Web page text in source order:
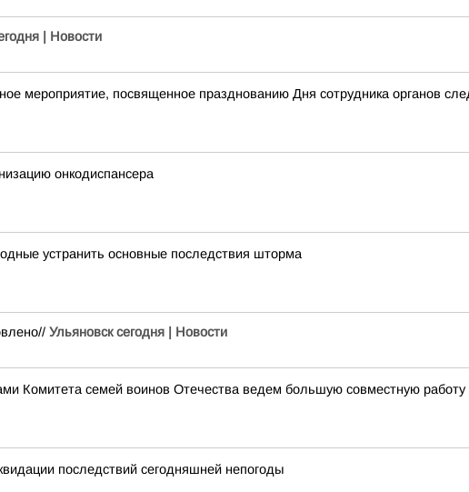
| Новости
мероприятие, посвященное празднованию Дня сотрудника органов
онкодиспансера
устранить основные последствия шторма
Ульяновск сегодня | Новости
Комитета семей воинов Отечества ведем большую совместную
последствий сегодняшней непогоды